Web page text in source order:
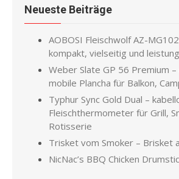
Neueste Beiträge
AOBOSI Fleischwolf AZ-
kompakt, vielseitig und
Weber Slate GP 56 Premium
mobile Plancha für Balkon,
Typhur Sync Gold Dual –
Fleischthermometer für Grill,
Rotisserie
Trisket vom Smoker – Brisket
NicNac’s BBQ Chicken